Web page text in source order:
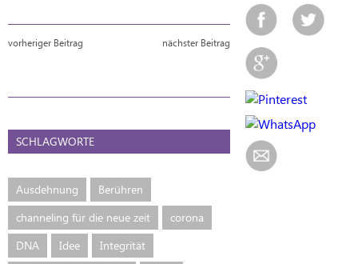
vorheriger Beitrag nächster Beitrag
SCHLAGWORTE
Ausdehnung
Berühren
channeling für die neue zeit
corona
DNA
Idee
Integrität